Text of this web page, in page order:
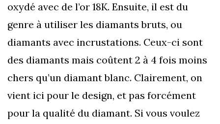
oxydé avec de l’or 18K. Ensuite, il est du
genre à utiliser les diamants bruts, ou
diamants avec incrustations. Ceux-ci sont
des diamants mais coûtent 2 à 4 fois moins
chers qu’un diamant blanc. Clairement, on
vient ici pour le design, et pas forcément
pour la qualité du diamant. Si vous voulez